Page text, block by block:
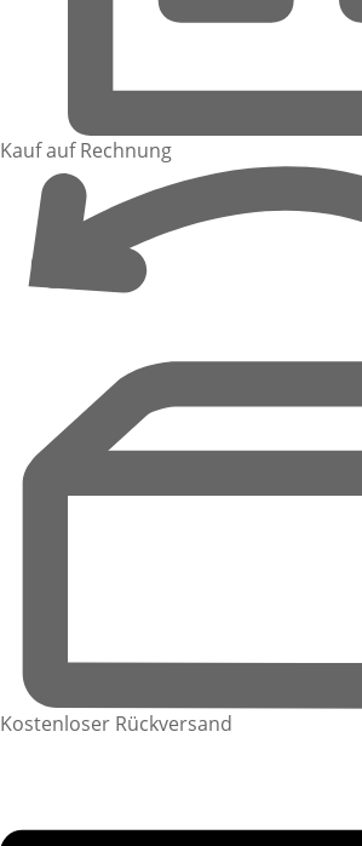
Kauf auf Rechnung
Kostenloser Rückversand